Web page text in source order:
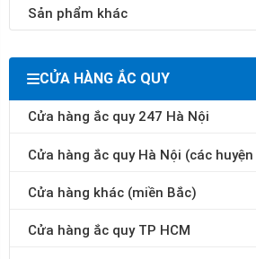
Sản phẩm khác
CỬA HÀNG ẮC QUY
Cửa hàng ắc quy 247 Hà Nội
Cửa hàng ắc quy Hà Nội (các
Cửa hàng khác (miền Bắc)
Cửa hàng ắc quy TP HCM